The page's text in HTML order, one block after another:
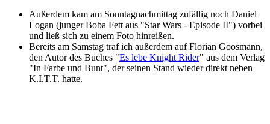
Außerdem kam am Sonntagnachmittag zufällig noch Daniel
Logan (junger Boba Fett aus "Star Wars - Episode II") vorbei
und ließ sich zu einem Foto hinreißen.
Bereits am Samstag traf ich außerdem auf Florian Goosmann,
den Autor des Buches "Es lebe Knight Rider" aus dem Verlag
"In Farbe und Bunt", der seinen Stand wieder direkt neben
K.I.T.T. hatte.